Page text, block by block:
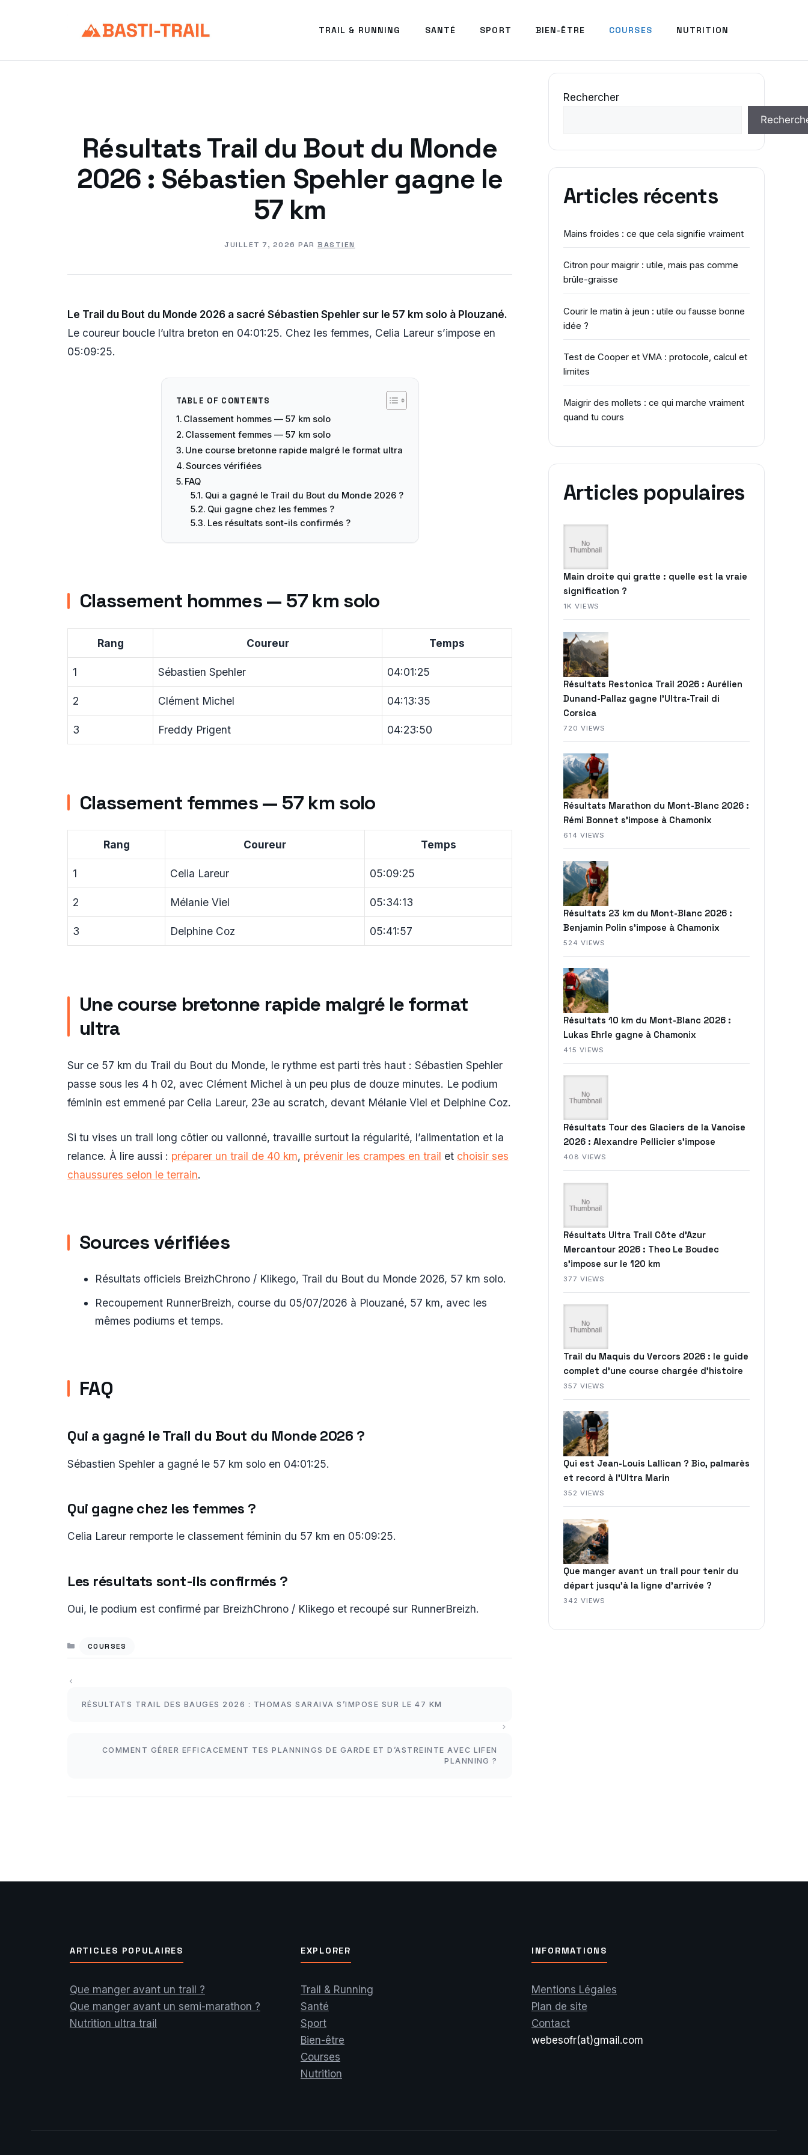
TRAIL & RUNNING SANTÉ SPORT BIEN-ÊTRE COURSES NUTRITION
Résultats Trail du Bout du Monde
2026 : Sébastien Spehler gagne le
57 km
JUILLET 7, 2026 PARBASTIEN
Le Trail du Bout du Monde 2026 a sacré Sébastien Spehler sur le 57 km solo à Plouzané.
Le coureur boucle l’ultra breton en 04:01:25. Chez les femmes, Celia Lareur s’impose en
05:09:25.
TABLE OF CONTENTS
Classement hommes — 57 km solo
Classement femmes — 57 km solo
Une course bretonne rapide malgré le format ultra
Sources vérifiées
FAQ
Qui a gagné le Trail du Bout du Monde 2026 ?
Qui gagne chez les femmes ?
Les résultats sont-ils confirmés ?
Classement hommes — 57 km solo
Rang Coureur Temps
1 Sébastien Spehler 04:01:25
2 Clément Michel 04:13:35
3 Freddy Prigent 04:23:50
Classement femmes — 57 km solo
Rang Coureur Temps
1 Celia Lareur 05:09:25
2 Mélanie Viel 05:34:13
3 Delphine Coz 05:41:57
Une course bretonne rapide malgré le format
ultra
Sur ce 57 km du Trail du Bout du Monde, le rythme est parti très haut : Sébastien Spehler
passe sous les 4 h 02, avec Clément Michel à un peu plus de douze minutes. Le podium
féminin est emmené par Celia Lareur, 23e au scratch, devant Mélanie Viel et Delphine Coz.
Si tu vises un trail long côtier ou vallonné, travaille surtout la régularité, l’alimentation et la
relance. À lire aussi : préparer un trail de 40 km, prévenir les crampes en trail et choisir ses
chaussures selon le terrain.
Sources vérifiées
Résultats officiels BreizhChrono / Klikego, Trail du Bout du Monde 2026, 57 km solo.
Recoupement RunnerBreizh, course du 05/07/2026 à Plouzané, 57 km, avec les
mêmes podiums et temps.
FAQ
Qui a gagné le Trail du Bout du Monde 2026 ?
Sébastien Spehler a gagné le 57 km solo en 04:01:25.
Qui gagne chez les femmes ?
Celia Lareur remporte le classement féminin du 57 km en 05:09:25.
Les résultats sont-ils confirmés ?
Oui, le podium est confirmé par BreizhChrono / Klikego et recoupé sur RunnerBreizh.
COURSES
RÉSULTATS TRAIL DES BAUGES 2026 : THOMAS SARAIVA S’IMPOSE SUR LE 47 KM
COMMENT GÉRER EFFICACEMENT TES PLANNINGS DE GARDE ET D’ASTREINTE AVEC LIFEN
PLANNING ?
Rechercher
Articles récents
Mains froides : ce que cela signifie vraiment
Citron pour maigrir : utile, mais pas comme
brûle-graisse
Courir le matin à jeun : utile ou fausse bonne
idée ?
Test de Cooper et VMA : protocole, calcul et
limites
Maigrir des mollets : ce qui marche vraiment
quand tu cours
Articles populaires
Main droite qui gratte : quelle est la vraie
signification ?
1K VIEWS
Résultats Restonica Trail 2026 : Aurélien
Dunand-Pallaz gagne l’Ultra-Trail di
Corsica
720 VIEWS
Résultats Marathon du Mont-Blanc 2026 :
Rémi Bonnet s’impose à Chamonix
614 VIEWS
Résultats 23 km du Mont-Blanc 2026 :
Benjamin Polin s’impose à Chamonix
524 VIEWS
Résultats 10 km du Mont-Blanc 2026 :
Lukas Ehrle gagne à Chamonix
415 VIEWS
Résultats Tour des Glaciers de la Vanoise
2026 : Alexandre Pellicier s’impose
408 VIEWS
Résultats Ultra Trail Côte d’Azur
Mercantour 2026 : Theo Le Boudec
s’impose sur le 120 km
377 VIEWS
Trail du Maquis du Vercors 2026 : le guide
complet d’une course chargée d’histoire
357 VIEWS
Qui est Jean-Louis Lallican ? Bio, palmarès
et record à l’Ultra Marin
352 VIEWS
Que manger avant un trail pour tenir du
départ jusqu’à la ligne d’arrivée ?
342 VIEWS
ARTICLES POPULAIRES
Que manger avant un trail ?
Que manger avant un semi-marathon ?
Nutrition ultra trail
EXPLORER
Trail & Running
Santé
Sport
Bien-être
Courses
Nutrition
INFORMATIONS
Mentions Légales
Plan de site
Contact
webesofr(at)gmail.com